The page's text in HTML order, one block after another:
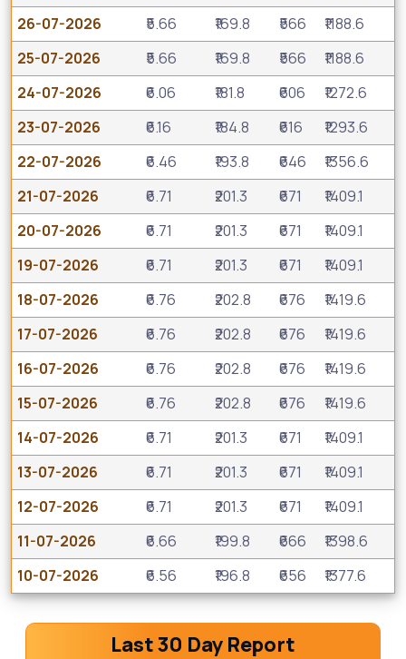
26-07-2026
₹5.66 ₹169.8 ₹566
₹1188.6
25-07-2026
₹5.66 ₹169.8 ₹566
₹1188.6
24-07-2026
₹6.06 ₹181.8 ₹606
₹1272.6
23-07-2026
₹6.16 ₹184.8 ₹616
₹1293.6
22-07-2026
₹6.46 ₹193.8 ₹646
₹1356.6
21-07-2026
₹6.71 ₹201.3 ₹671
₹1409.1
20-07-2026
₹6.71 ₹201.3 ₹671
₹1409.1
19-07-2026
₹6.71 ₹201.3 ₹671
₹1409.1
18-07-2026
₹6.76 ₹202.8 ₹676
₹1419.6
17-07-2026
₹6.76 ₹202.8 ₹676
₹1419.6
16-07-2026
₹6.76 ₹202.8 ₹676
₹1419.6
15-07-2026
₹6.76 ₹202.8 ₹676
₹1419.6
14-07-2026
₹6.71 ₹201.3 ₹671
₹1409.1
13-07-2026
₹6.71 ₹201.3 ₹671
₹1409.1
12-07-2026
₹6.71 ₹201.3 ₹671
₹1409.1
11-07-2026
₹6.66 ₹199.8 ₹666
₹1398.6
10-07-2026
₹6.56 ₹196.8 ₹656 ₹1377.6
Last 30 Day Report